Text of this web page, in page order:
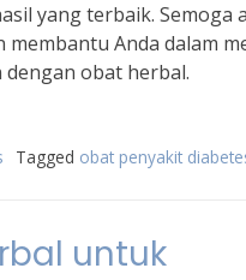
yang terbaik. Semoga
membantu Anda dalam
obat herbal.
Tagged obat penyakit
untuk